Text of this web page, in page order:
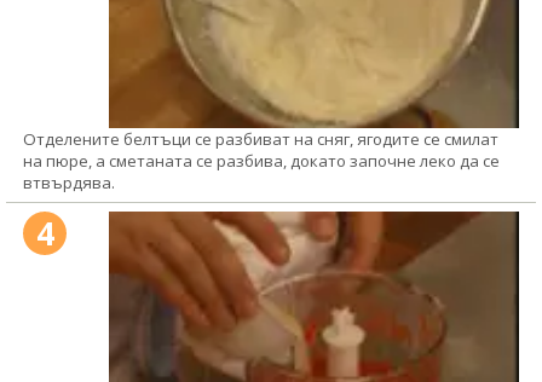
Отделените белтъци се разбиват на сняг, ягодите се смилат
на пюре, а сметаната се разбива, докато започне леко да се
втвърдява.
4